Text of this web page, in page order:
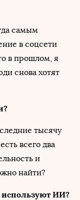
самым
в соцсети
в прошлом, я
снова хотят
тысячу
всего два
и
найти?
используют ИИ?